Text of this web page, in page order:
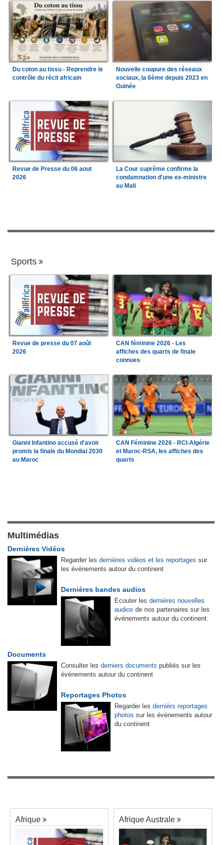
Du coton au tissu - Reprendre le
contrôle du récit africain
Nouvelle coupure des réseaux
sociaux, la 6ème depuis 2023 en
Guinée
Revue de Presse du 06 aout
2026
La Cour suprême confirme la
condamnation d'une ex-ministre
au Mali
Sports
Revue de presse du 07 août
2026
CAN féminine 2026 - Les
affiches des quarts de finale
connues
Gianni Infantino accusé d'avoir
promis la finale du Mondial 2030
au Maroc
CAN Féminine 2026 - RCI-Algérie
et Maroc-RSA, les affiches des
quarts
Multimédias
Dernières Vidéos
Regarder les dernières vidéos et les reportages sur
les événements autour du continent
Dernières bandes audios
Ecouter les dernières nouvelles
audios de nos partenaires sur les
événements autour du continent.
Documents
Consulter les derniers documents publiés sur les
événements autour du continent
Reportages Photos
Regarder les dernièrs reportages
photos sur les événements autour
du continent
Afrique Afrique Australe